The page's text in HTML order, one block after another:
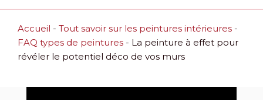
Accueil - Tout savoir sur les peintures intérieures -
FAQ types de peintures - La peinture à effet pour
révéler le potentiel déco de vos murs